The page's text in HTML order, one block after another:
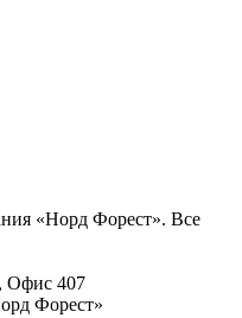
«Норд Форест». Все
, Офис 407
Форест»